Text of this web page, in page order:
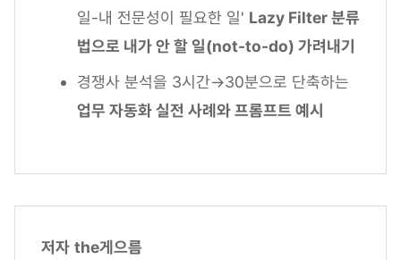
일-내 전문성이 필요한 일' Lazy Filter 분류
법으로 내가 안 할 일(not-to-do) 가려내기
경쟁사 분석을 3시간→30분으로 단축하는
업무 자동화 실전 사례와 프롬프트 예시
저자 the게으름